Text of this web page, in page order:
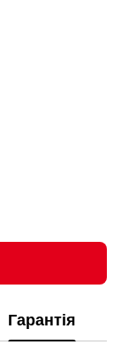
Гарантія